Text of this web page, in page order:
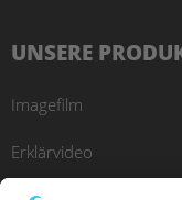
UNSERE
Imagefilm
Erklärvideo